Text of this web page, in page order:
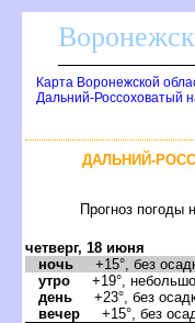
Карта Воронежской
Дальний-Россоховатый
ДАЛЬНИЙ-
Прогноз
четверг, 18 июня
ночь +15°, без
утро +19°,
день +23°, без
ечер +15°, без